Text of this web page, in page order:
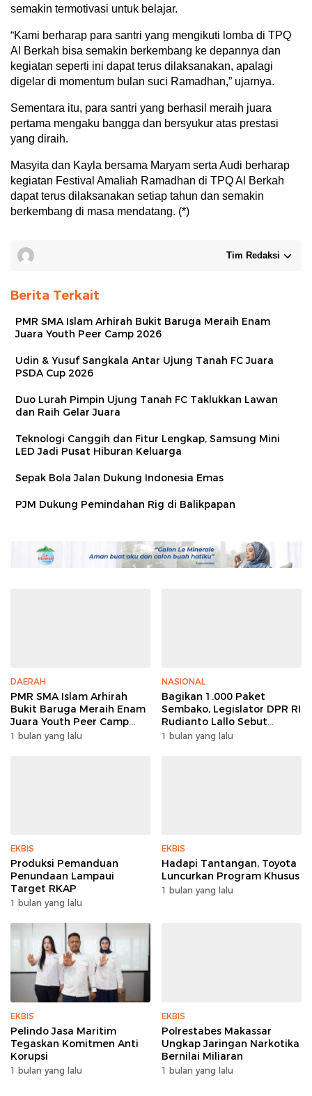
semakin termotivasi untuk belajar.
“Kami berharap para santri yang mengikuti lomba di TPQ
Al Berkah bisa semakin berkembang ke depannya dan
kegiatan seperti ini dapat terus dilaksanakan, apalagi
digelar di momentum bulan suci Ramadhan,” ujarnya.
Sementara itu, para santri yang berhasil meraih juara
pertama mengaku bangga dan bersyukur atas prestasi
yang diraih.
Masyita dan Kayla bersama Maryam serta Audi berharap
kegiatan Festival Amaliah Ramadhan di TPQ Al Berkah
dapat terus dilaksanakan setiap tahun dan semakin
berkembang di masa mendatang. (*)
Tim Redaksi
Berita Terkait
PMR SMA Islam Arhirah Bukit Baruga Meraih Enam
Juara Youth Peer Camp 2026
Udin & Yusuf Sangkala Antar Ujung Tanah FC Juara
PSDA Cup 2026
Duo Lurah Pimpin Ujung Tanah FC Taklukkan Lawan
dan Raih Gelar Juara
Teknologi Canggih dan Fitur Lengkap, Samsung Mini
LED Jadi Pusat Hiburan Keluarga
Sepak Bola Jalan Dukung Indonesia Emas
PJM Dukung Pemindahan Rig di Balikpapan
DAERAH
PMR SMA Islam Arhirah
Bukit Baruga Meraih Enam
Juara Youth Peer Camp
2026
1 bulan yang lalu
NASIONAL
Bagikan 1.000 Paket
Sembako, Legislator DPR RI
Rudianto Lallo Sebut
Kepercayaan Publik Ke
1 bulan yang lalu
EKBIS
Produksi Pemanduan
Penundaan Lampaui
Target RKAP
1 bulan yang lalu
EKBIS
Hadapi Tantangan, Toyota
Luncurkan Program Khusus
1 bulan yang lalu
EKBIS
Pelindo Jasa Maritim
Tegaskan Komitmen Anti
Korupsi
1 bulan yang lalu
EKBIS
Polrestabes Makassar
Ungkap Jaringan Narkotika
Bernilai Miliaran
1 bulan yang lalu